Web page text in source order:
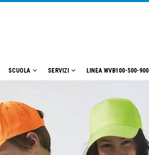
SCUOLA SERVIZI LINEA WVB100-500-900